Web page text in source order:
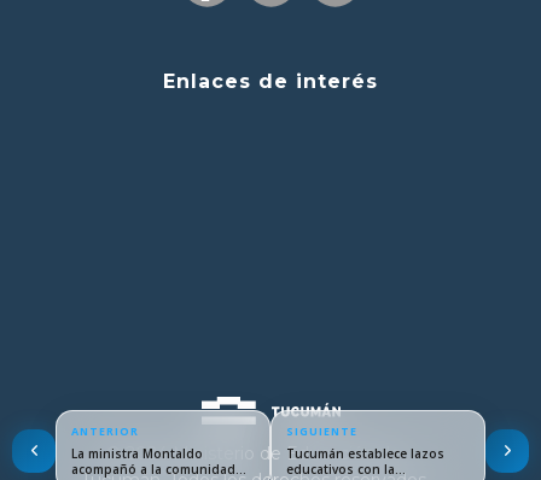
Enlaces de interés
© 2024 Ministerio de Educación de
ANTERIOR
La ministra Montaldo
acompañó a la comunidad…
SIGUIENTE
Tucumán establece lazos
educativos con la